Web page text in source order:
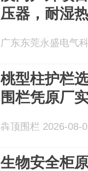
压器，耐湿
广东东莞永盛电气
桃型柱护栏
围栏凭原厂
犇顶围栏 2026-08-
生物安全柜